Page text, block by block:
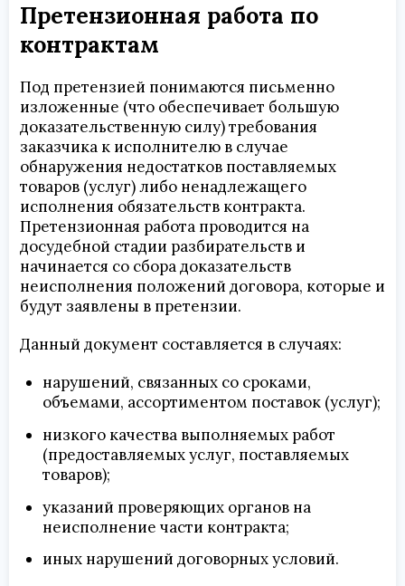
Претензионная работа по
контрактам
Под претензией понимаются письменно
изложенные (что обеспечивает большую
доказательственную силу) требования
заказчика к исполнителю в случае
обнаружения недостатков поставляемых
товаров (услуг) либо ненадлежащего
исполнения обязательств контракта.
Претензионная работа проводится на
досудебной стадии разбирательств и
начинается со сбора доказательств
неисполнения положений договора, которые и
будут заявлены в претензии.
Данный документ составляется в случаях:
нарушений, связанных со сроками,
объемами, ассортиментом поставок (услуг);
низкого качества выполняемых работ
(предоставляемых услуг, поставляемых
товаров);
указаний проверяющих органов на
неисполнение части контракта;
иных нарушений договорных условий.